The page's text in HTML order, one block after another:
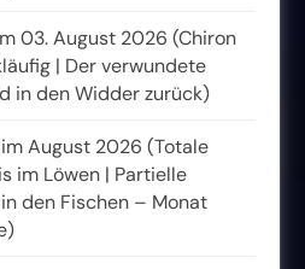
03. August 2026 (Chiron
| Der verwundete
in den Widder zurück)
August 2026 (Totale
im Löwen | Partielle
den Fischen – Monat